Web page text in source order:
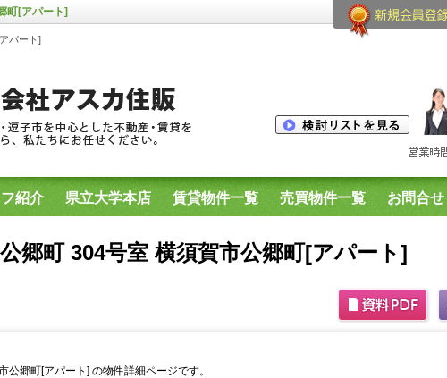
町[アパート]
パート]
紹介 県立大学本店 賃貸物件一覧 売買物件一覧 お問合せ
横須賀市内のプリマシリーズ空室一覧
郷町 304号室 横須賀市公郷町[アパート]
郷町[アパート] の物件詳細ページです。